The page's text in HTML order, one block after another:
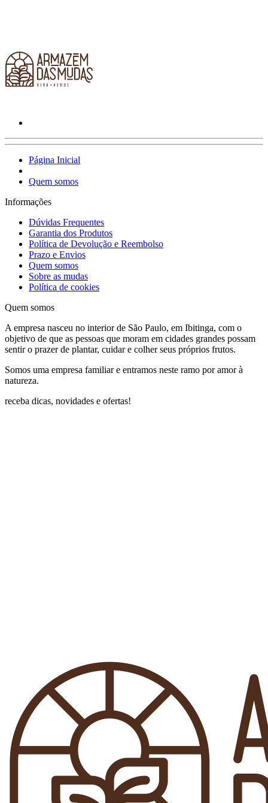
Página Inicial
Quem somos
Informações
Dúvidas Frequentes
Garantia dos Produtos
Política de Devolução e Reembolso
Prazo e Envios
Quem somos
Sobre as mudas
Política de cookies
Quem somos
A empresa nasceu no interior de São Paulo, em Ibitinga, com o
objetivo de que as pessoas que moram em cidades grandes possam
sentir o prazer de plantar, cuidar e colher seus próprios frutos.
Somos uma empresa familiar e entramos neste ramo por amor à
natureza.
receba dicas, novidades e ofertas!